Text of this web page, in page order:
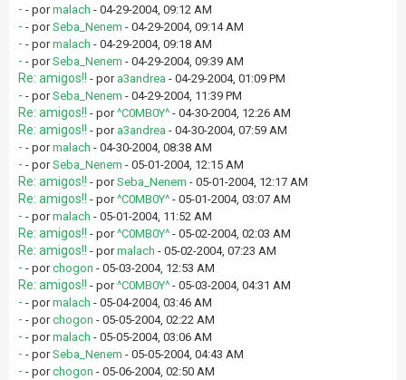
- - pormalach - 04-29-2004, 09:12 AM
- - porSeba_Nenem - 04-29-2004, 09:14 AM
- - pormalach - 04-29-2004, 09:18 AM
- - porSeba_Nenem - 04-29-2004, 09:39 AM
Re: amigos!! - por a3andrea - 04-29-2004, 01:09 PM
- - porSeba_Nenem - 04-29-2004, 11:39 PM
Re: amigos!! - por^C0MB0Y^ - 04-30-2004, 12:26 AM
Re: amigos!! - por a3andrea - 04-30-2004, 07:59 AM
- - pormalach - 04-30-2004, 08:38 AM
- - porSeba_Nenem - 05-01-2004, 12:15 AM
Re: amigos!! - porSeba_Nenem - 05-01-2004, 12:17 AM
Re: amigos!! - por^C0MB0Y^ - 05-01-2004, 03:07 AM
- - pormalach - 05-01-2004, 11:52 AM
Re: amigos!! - por^C0MB0Y^ - 05-02-2004, 02:03 AM
Re: amigos!! - pormalach - 05-02-2004, 07:23 AM
- - porchogon - 05-03-2004, 12:53 AM
Re: amigos!! - por^C0MB0Y^ - 05-03-2004, 04:31 AM
- - pormalach - 05-04-2004, 03:46 AM
- - porchogon - 05-05-2004, 02:22 AM
- - pormalach - 05-05-2004, 03:06 AM
- - porSeba_Nenem - 05-05-2004, 04:43 AM
- - porchogon - 05-06-2004, 02:50 AM